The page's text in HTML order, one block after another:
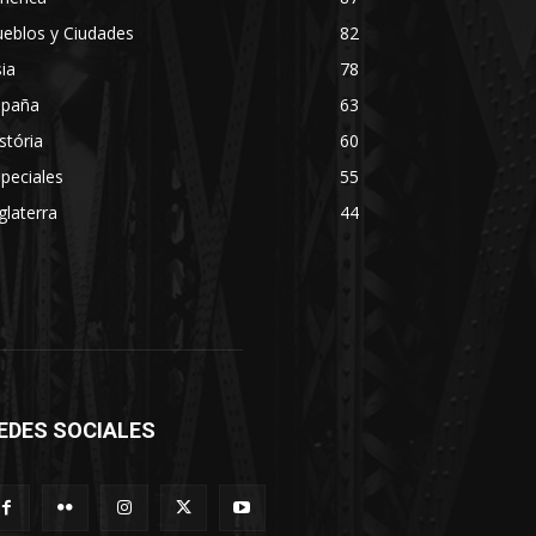
y Ciudades
82
78
63
60
55
44
SOCIALES